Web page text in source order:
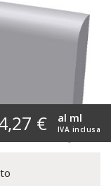
€ IVA inclusa
al ml